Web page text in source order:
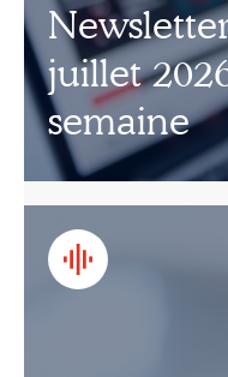
juillet
semaine